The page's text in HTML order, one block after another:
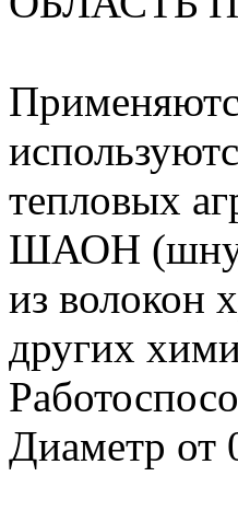
тепловых
ШАОН (шнур
из волокон
других
Диаметр